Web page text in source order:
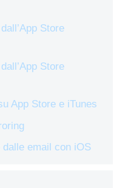
Store
Store
App Store e iTunes
email con iOS